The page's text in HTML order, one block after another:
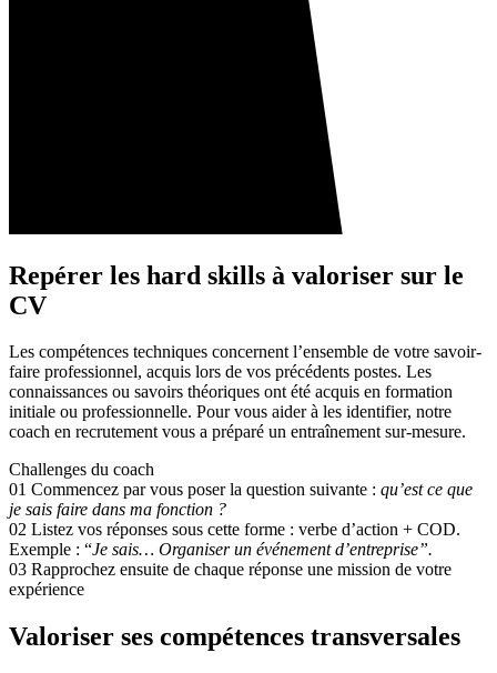
Repérer les hard skills à valoriser sur le
CV
Les compétences techniques concernent l’ensemble de votre savoir-
faire professionnel, acquis lors de vos précédents postes. Les
connaissances ou savoirs théoriques ont été acquis en formation
initiale ou professionnelle. Pour vous aider à les identifier, notre
coach en recrutement vous a préparé un entraînement sur-mesure.
Challenges du coach
01 Commencez par vous poser la question suivante : qu’est ce que
je sais faire dans ma fonction ?
02 Listez vos réponses sous cette forme : verbe d’action + COD.
Exemple : “Je sais… Organiser un événement d’entreprise”.
03 Rapprochez ensuite de chaque réponse une mission de votre
expérience
Valoriser ses compétences transversales